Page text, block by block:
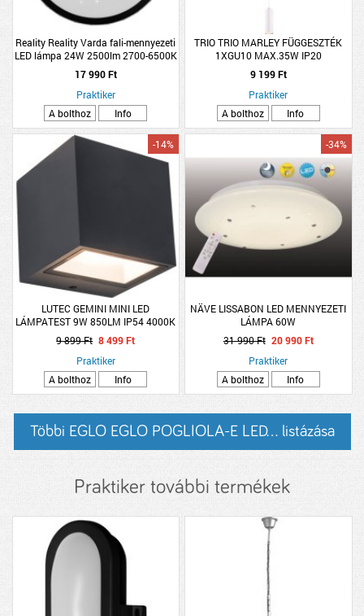
Reality Reality Varda fali-mennyezeti
LED lámpa 24W 2500lm 2700-6500K
IP20 D39/H6cm fekete
17 990 Ft
Praktiker
A bolthoz
Info
TRIO TRIO MARLEY FÜGGESZTÉK
1XGU10 MAX.35W IP20
12X150X12CM FEHÉR
9 199 Ft
Praktiker
A bolthoz
Info
LUTEC GEMINI MINI LED
LÁMPATEST 9W 850LM IP54 4000K
-14%
9 899 Ft 8 499 Ft
Praktiker
A bolthoz
Info
NÄVE LISSABON LED MENNYEZETI
LÁMPA 60W
-34%
31 990 Ft 20 990 Ft
Praktiker
A bolthoz
Info
Többi EGLO EGLO POGLIOLA-E LED... listázása
Praktiker további termékek